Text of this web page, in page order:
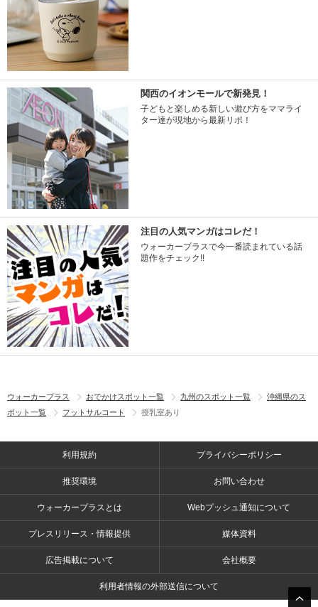
関西のイオンモールで新発見！
子どもと楽しめる新しい遊び方をママライ
ター達が現地から最新リポ！
注目の人気マンガはコレだ！
ウォーカープラスで今一番読まれている話
題作をチェック!!
ウォーカープラス おでかけスポット一覧 九州のスポット一覧
沖縄県のス
ポット一覧
フットサルコート 授乳室あり
利用規約 プライバシーポリシー
推奨環境 お問い合わせ
ウォーカープラスとは Webプッシュ通知について
プレスリリース・情報提供 媒体資料
広告掲載について 会社概要
利用者情報の外部送信について